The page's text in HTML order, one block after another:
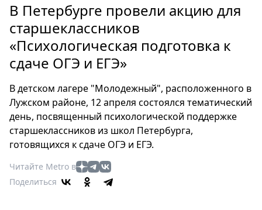
Россия
Мир
Здоровье
Еда
Мода
Театр
Кино
Афиша
Книги
Выставки
Пресс-
В Петербурге провели акцию для
старшеклассников
«Психологическая подготовка к
сдаче ОГЭ и ЕГЭ»
В детском лагере "Молодежный", расположенного в
Лужском районе, 12 апреля состоялся тематический
день, посвященный психологической поддержке
старшеклассников из школ Петербурга,
готовящихся к сдаче ОГЭ и ЕГЭ.
Читайте Metro в
Поделиться